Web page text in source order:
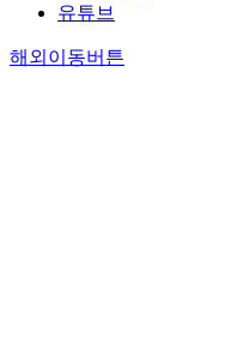
유튜브
해외이동버튼